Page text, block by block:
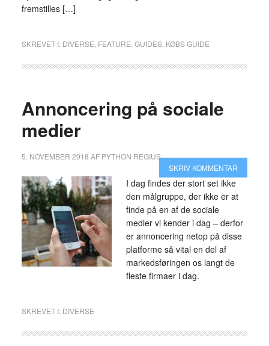
fremstilles […]
SKREVET I: DIVERSE FEATURE GUIDES, KØBS GUIDE
Annoncering på sociale
medier
5. NOVEMBER 2018 AF PYTHON REGIUS
SKRIV KOMMENTAR
I dag findes der stort set ikke
den målgruppe, der ikke er at
finde på en af de sociale
medier vi kender i dag – derfor
er annoncering netop på disse
platforme så vital en del af
markedsføringen os langt de
fleste firmaer i dag.
SKREVET I: DIVERSE